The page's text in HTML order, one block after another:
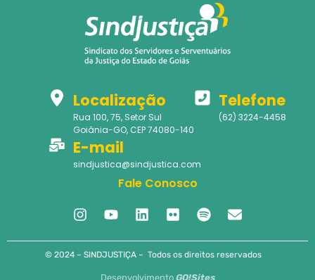
Localização
Rua 100, 75, Setor Sul
Goiânia-GO, CEP 74080-140
Telefone
(62) 3224-4458
E-mail
sindjustica@sindjustica.com
Fale Conosco
© 2024 – SINDJUSTIÇA – Todos os direitos reservados
Desenvolvimento GO!Sites